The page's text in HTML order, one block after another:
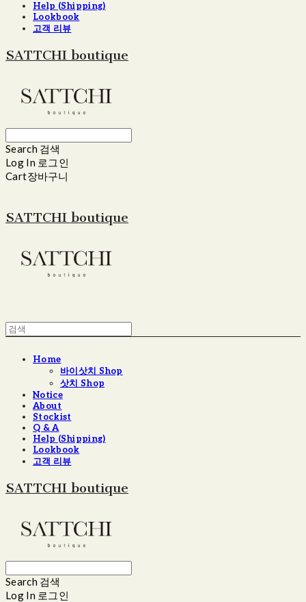
Help (Shipping)
Lookbook
고객 리뷰
SATTCHI boutique
Search 검색
Log In 로그인
Cart장바구니
SATTCHI boutique
Home
바이삿치 Shop
삿치 Shop
Notice
About
Stockist
Q & A
Help (Shipping)
Lookbook
고객 리뷰
SATTCHI boutique
Search 검색
Log In 로그인